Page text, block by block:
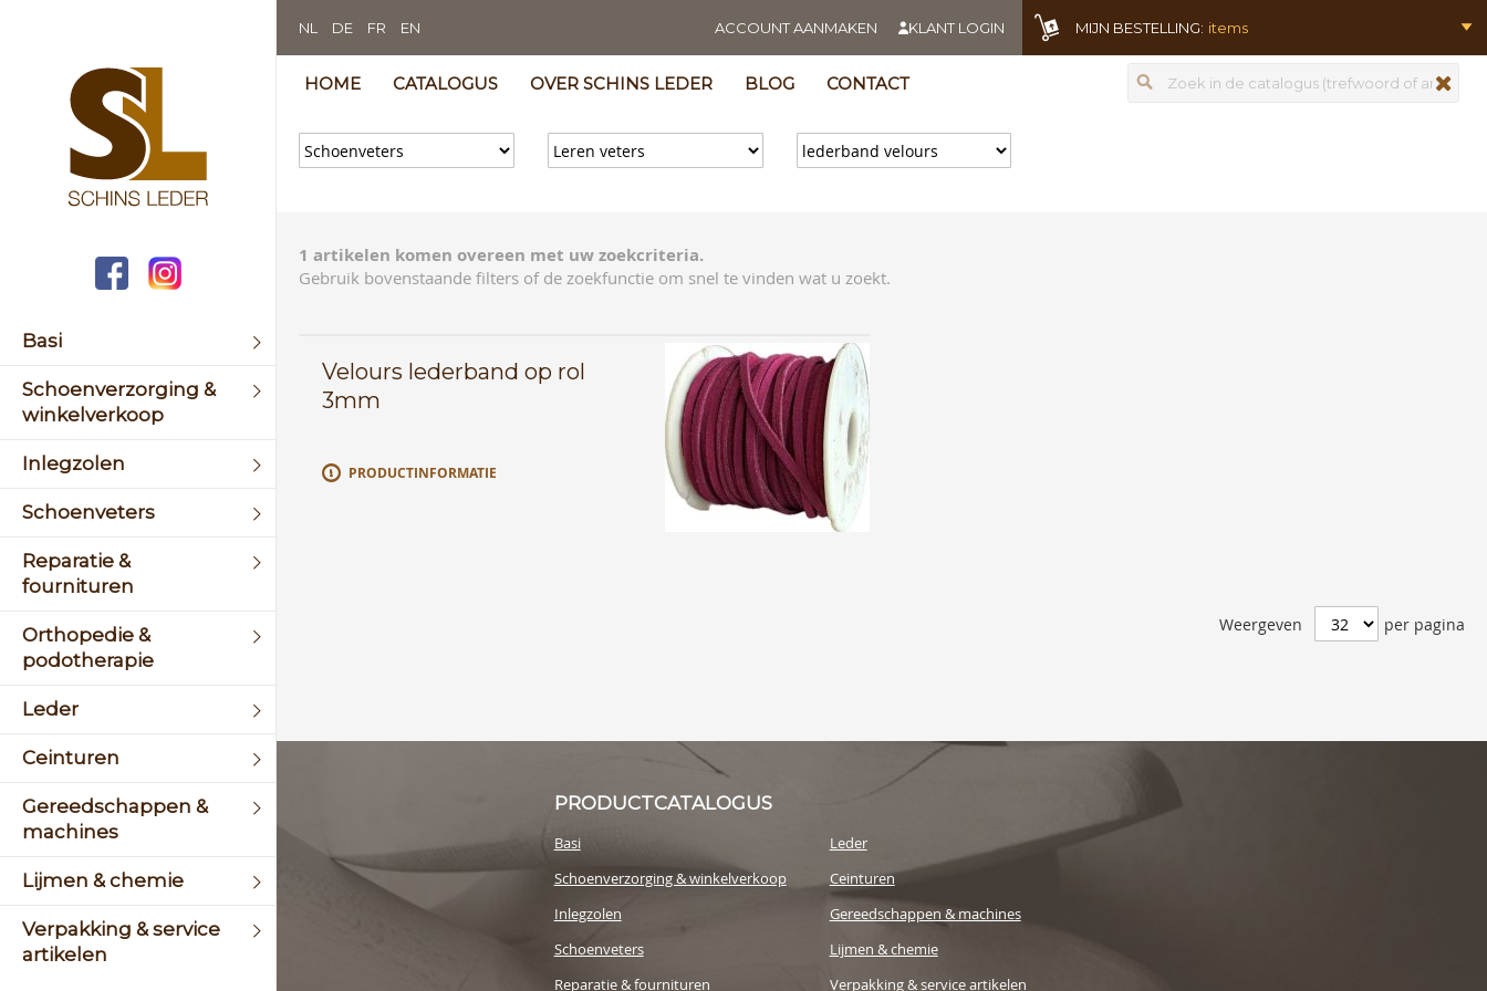
Basi
Schoenverzorging &
winkelverkoop
Inlegzolen
Schoenveters
Reparatie &
fournituren
Orthopedie &
podotherapie
Leder
Ceinturen
Gereedschappen &
machines
Lijmen & chemie
Verpakking & service
artikelen
ACCOUNT AANMAKEN KLANT LOGIN
NL DE FR EN MIJN BESTELLING: items
HOME CATALOGUS OVER SCHINS LEDER BLOG CONTACT Zoeken
1 artikelen komen overeen met uw zoekcriteria.
Gebruik bovenstaande filters of de zoekfunctie om snel te vinden wat u zoekt.
Velours lederband op rol
3mm
PRODUCTINFORMATIE
Weergeven per pagina
KLANTENSERVICE
+31 (0)45 5244464
info@schinsleder.nl
PRODUCTCATALOGUS
Basi
Schoenverzorging & winkelverkoop
Inlegzolen
Schoenveters
Reparatie & fournituren
Leder
Ceinturen
Gereedschappen & machines
Lijmen & chemie
Verpakking & service artikelen